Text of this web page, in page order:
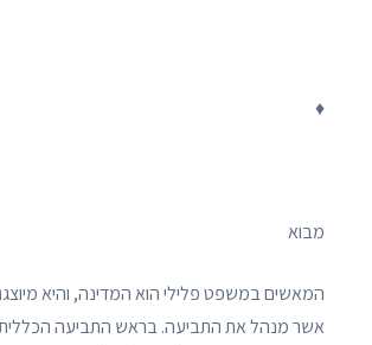
♦
מבוא
המאשים במשפט פלילי הוא המדינה, והיא
אשר מנהל את התביעה. בראש התביעה